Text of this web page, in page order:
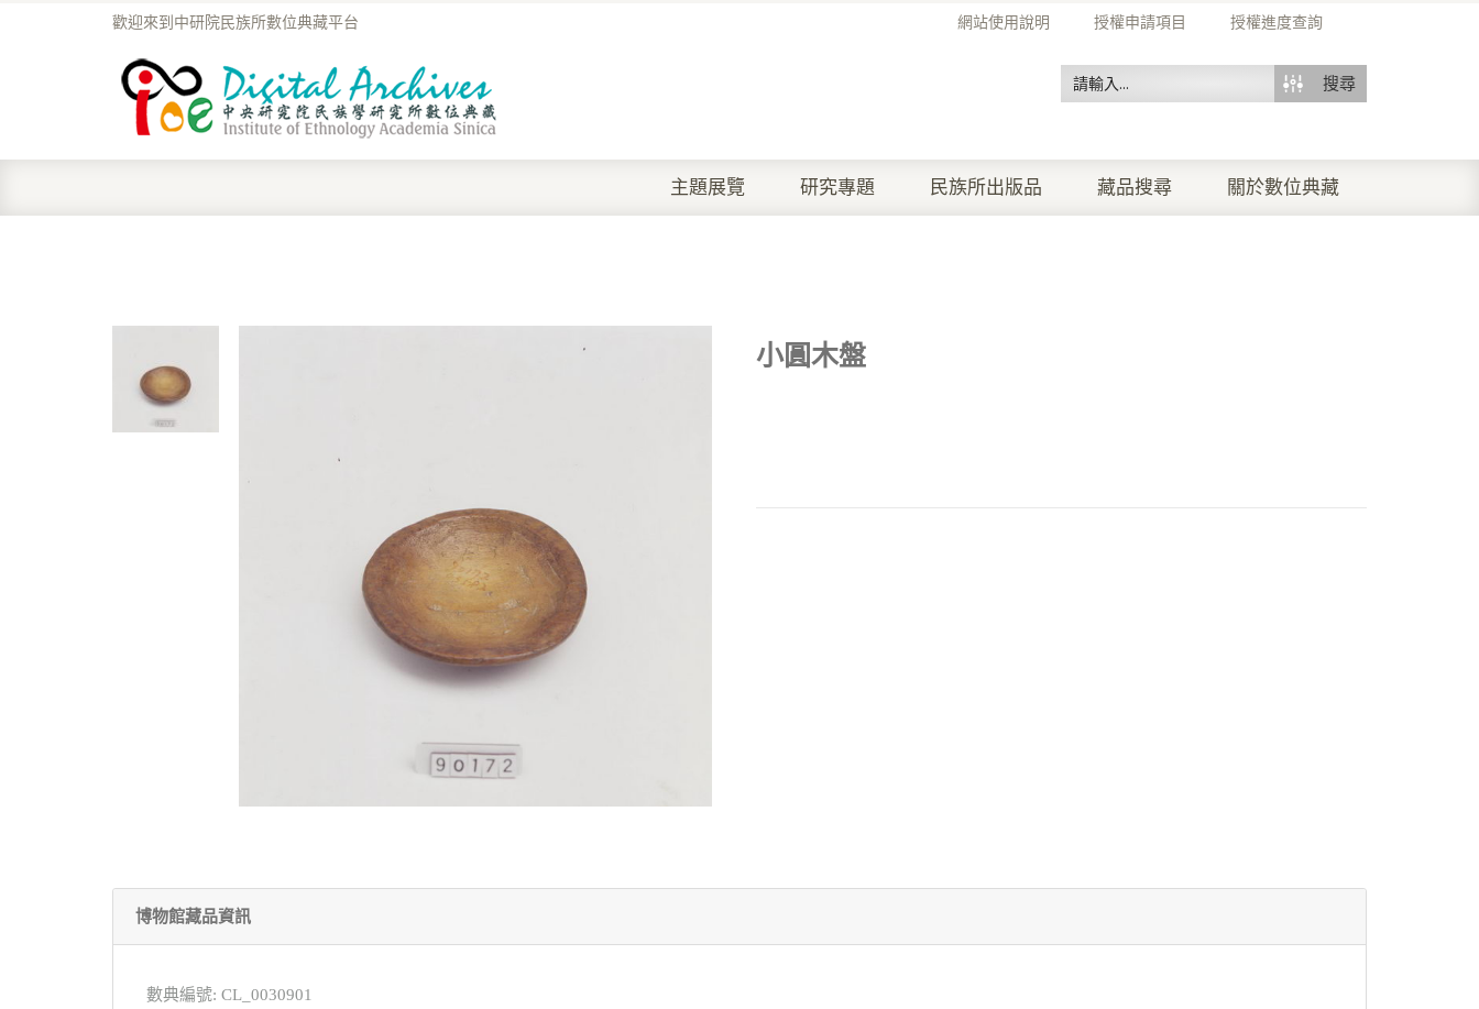
網站使用說明 授權申請項目 授權進度查詢
歡迎來到中研院民族所數位典藏平台
搜尋
主題展覽 研究專題 民族所出版品 藏品搜尋 關於數位典藏
小圓木盤
博物館藏品資訊
數典編號: CL_0030901